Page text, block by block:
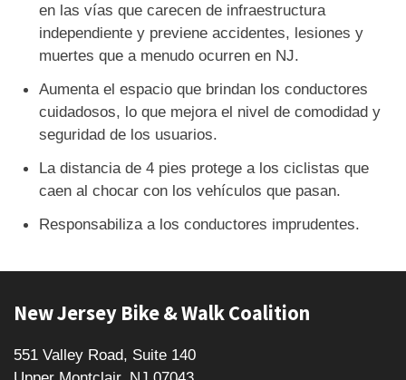
en las vías que carecen de infraestructura
independiente y previene accidentes, lesiones y
muertes que a menudo ocurren en NJ.
Aumenta el espacio que brindan los conductores
cuidadosos, lo que mejora el nivel de comodidad y
seguridad de los usuarios.
La distancia de 4 pies protege a los ciclistas que
caen al chocar con los vehículos que pasan.
Responsabiliza a los conductores imprudentes.
New Jersey Bike & Walk Coalition
551 Valley Road, Suite 140